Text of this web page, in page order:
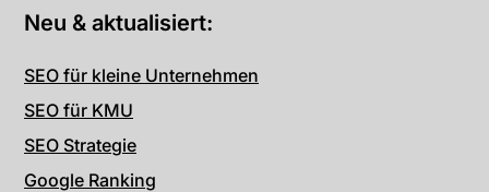
Neu & aktualisiert:
SEO für kleine Unternehmen
SEO für KMU
SEO Strategie
Google Ranking